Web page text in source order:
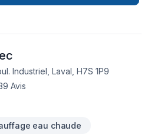
confiance à notre
Industriel, Laval, H7S 1P9
Avis
eau chaude